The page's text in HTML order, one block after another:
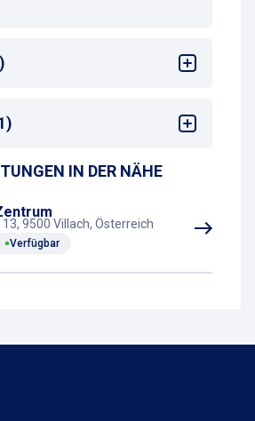
IN DER NÄHE
9500 Villach, Österreich
Verfügbar